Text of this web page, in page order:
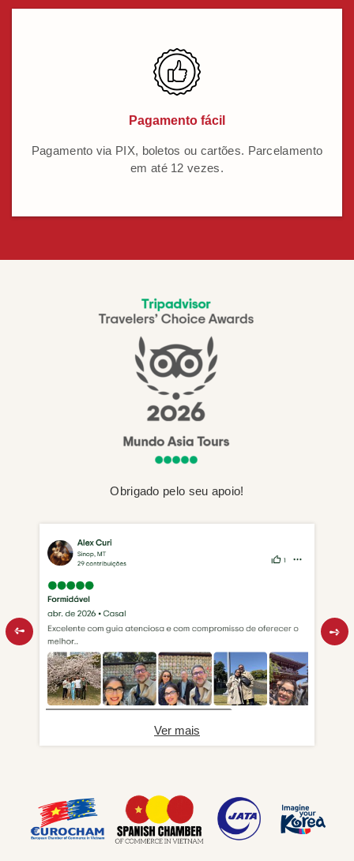
Pagamento fácil
Pagamento via PIX, boletos ou cartões. Parcelamento
em até 12 vezes.
Obrigado pelo seu apoio!
Ver mais